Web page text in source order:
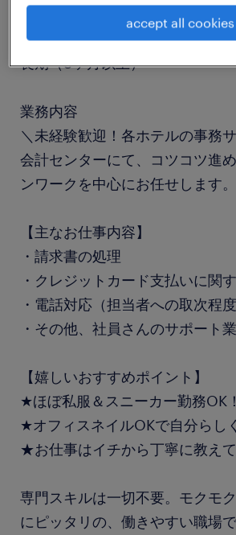
勤務期間
長期（3ヶ月以上）
業務内容
＼未経験歓迎！各ホテルの事務
会計センターにて、コツコツ進
ンワークを中心にお任せします。
【主なお仕事内容】
・請求書の処理
・クレジットカード支払いに関
・電話対応（担当者への取次程
・その他、社員さんのサポート
【嬉しいおすすめポイント】
★ほぼ私服＆スニーカー勤務OK！
★オフィスネイルOKで自分らし
★お仕事はイチから丁寧に教えて
専門スキルは一切不要。モクモ
にピッタリの、働きやすい職場
accept all cookies